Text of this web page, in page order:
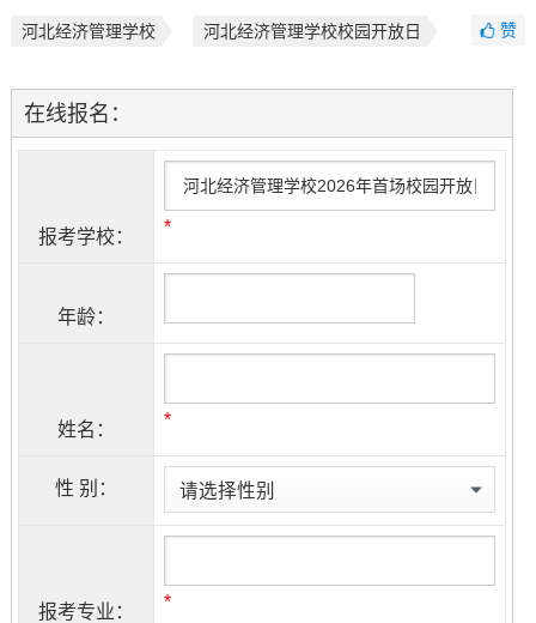
河北经济管理学校 河北经济管理学校校园开放日 赞
在线报名：
报考学校： *
年龄：
姓名： *
性 别：
报考专业： *